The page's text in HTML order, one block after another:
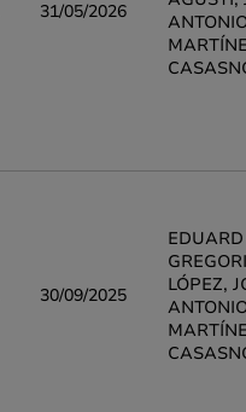
31/05/2026
30/09/2025
EDUARD
LÓPEZ,